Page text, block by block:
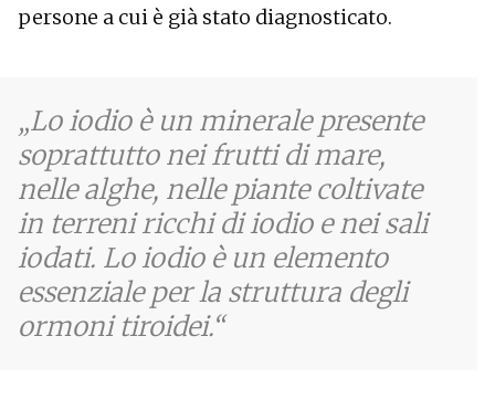
persone a cui è già stato diagnosticato.
Lo iodio è un minerale presente
soprattutto nei frutti di mare,
nelle alghe, nelle piante coltivate
in terreni ricchi di iodio e nei sali
iodati. Lo iodio è un elemento
essenziale per la struttura degli
ormoni tiroidei.